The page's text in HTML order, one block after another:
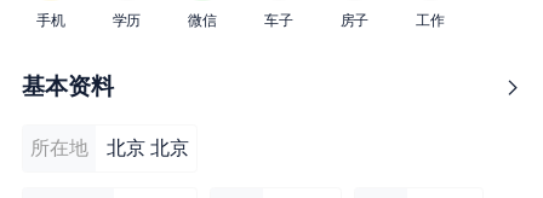
手机 学历 微信 车子 房子 工作
基本资料
所在地 北京 北京